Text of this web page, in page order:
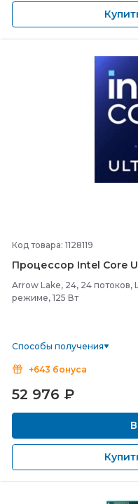
Код товара: 1128119
Процессор Intel Core
Arrow Lake, 24, 24 потоков,
режиме, 125 Вт
Способы получения
+643 бонуса
52 976 ₽